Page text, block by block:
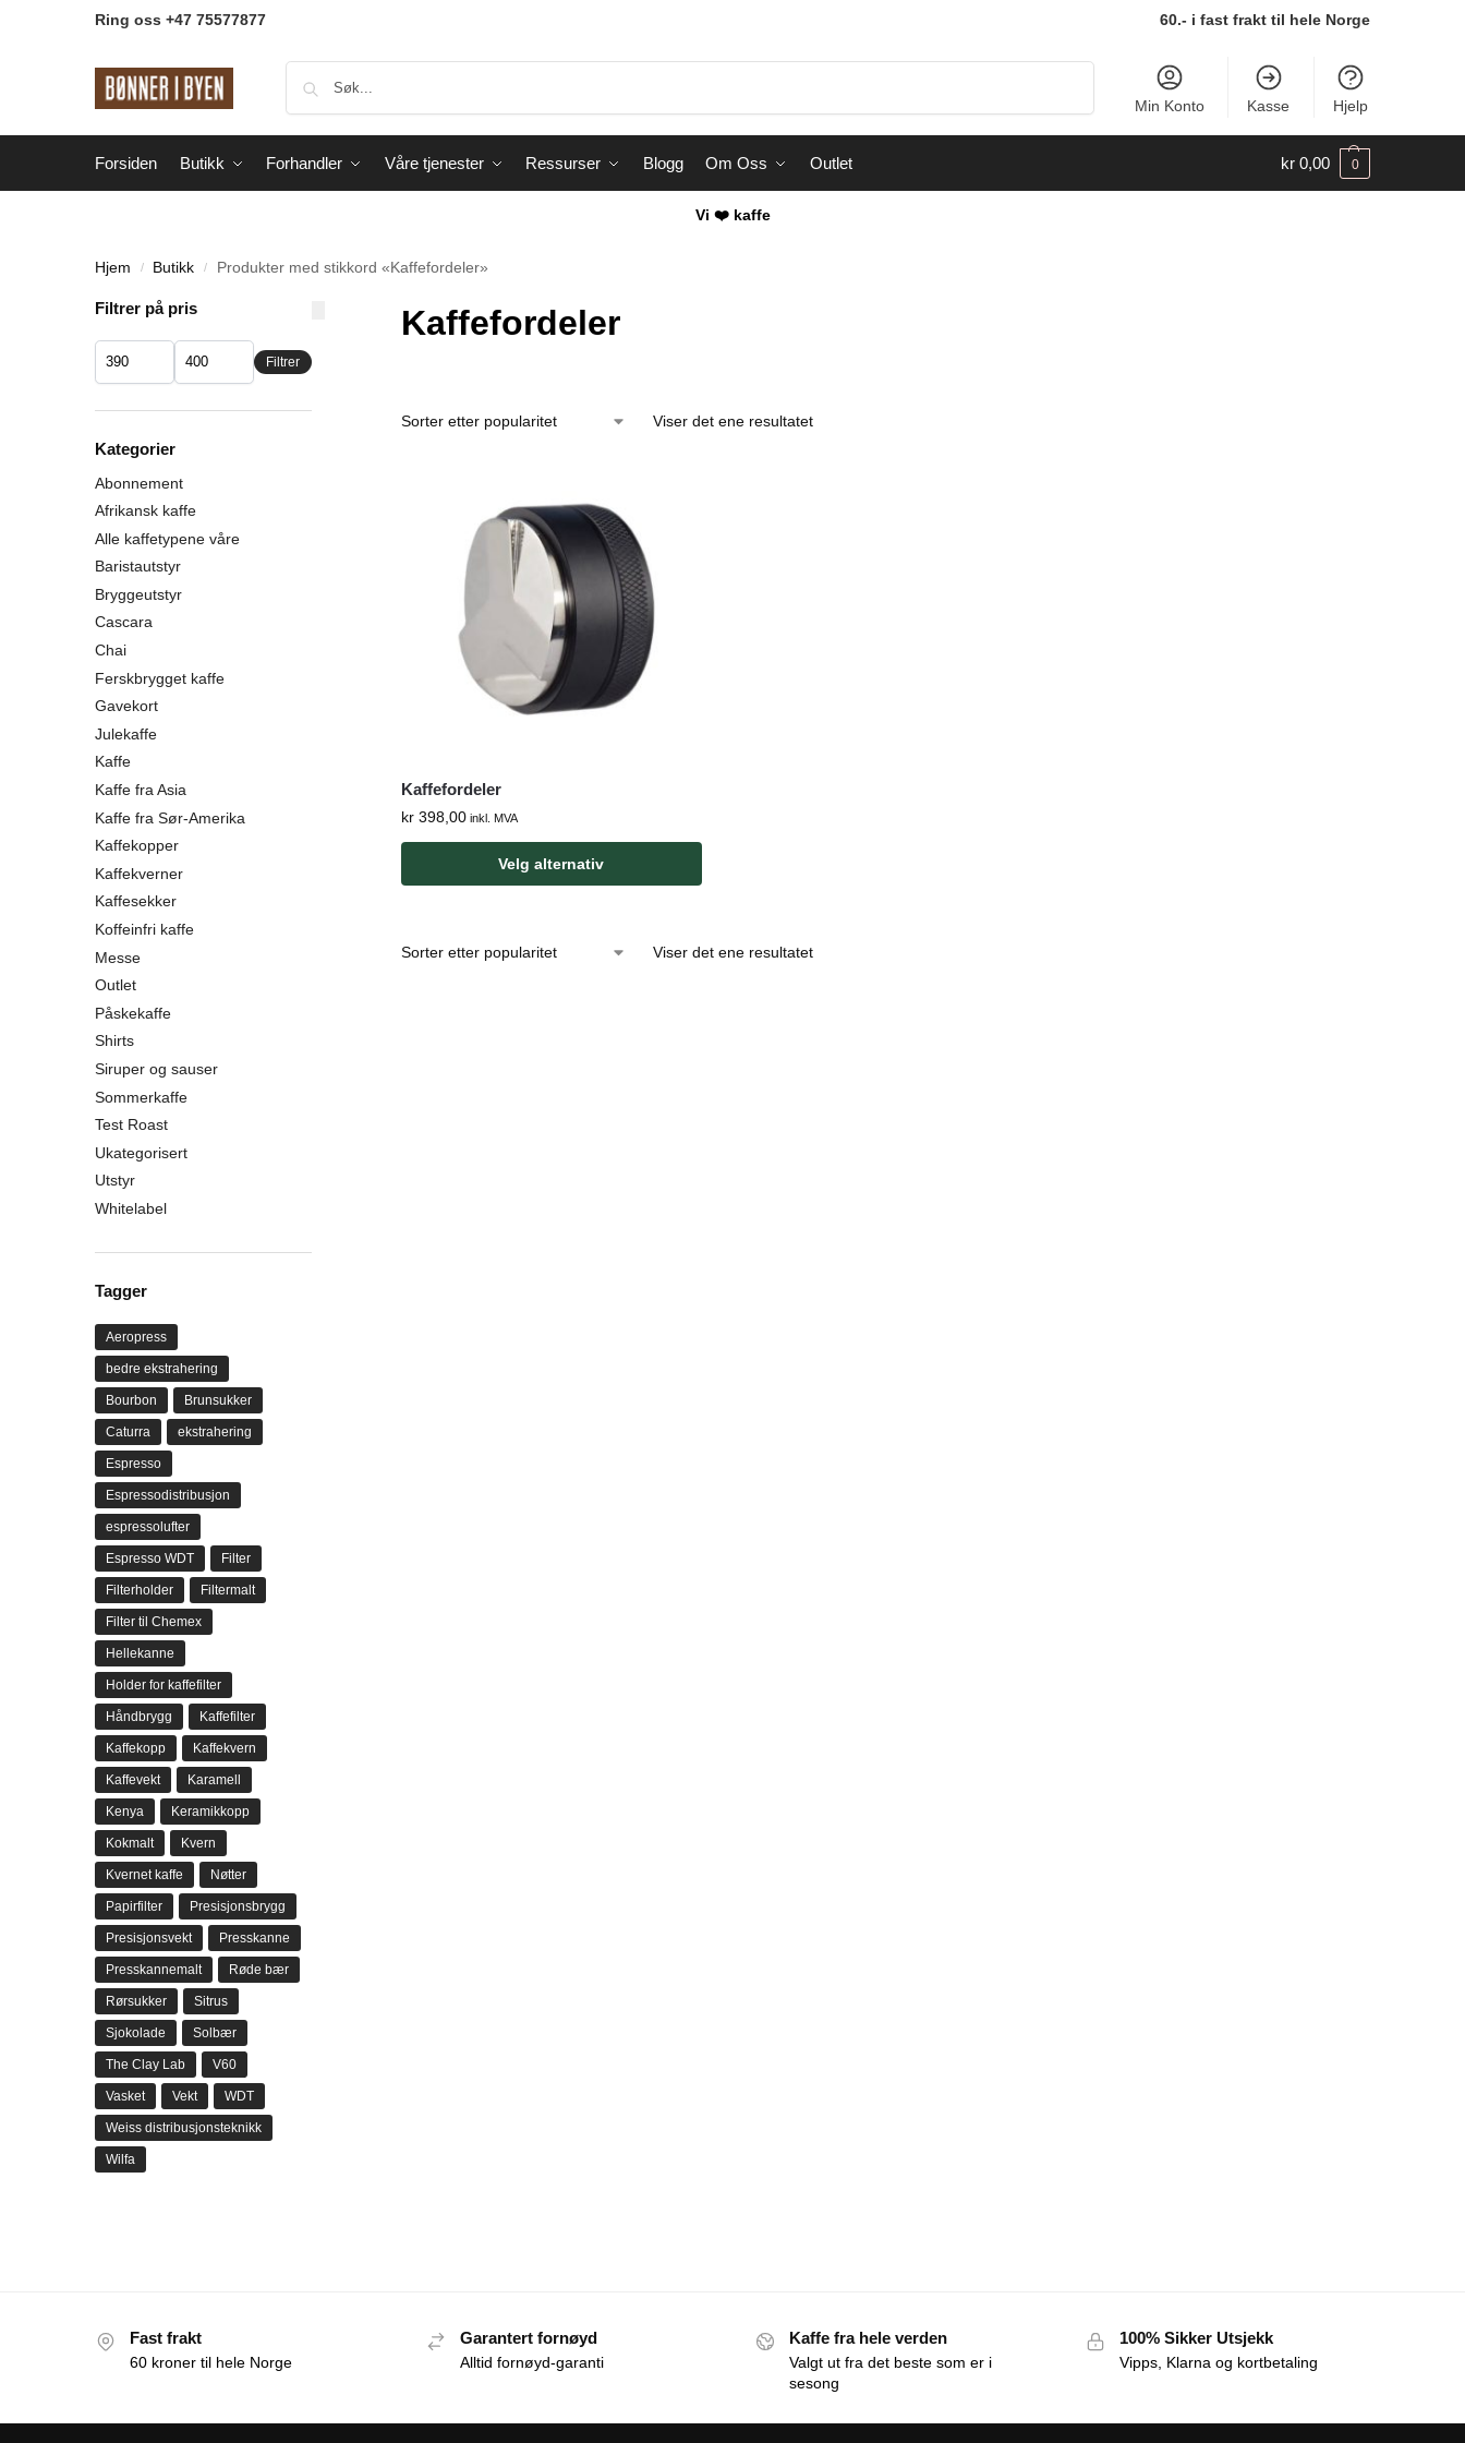
Ring oss +47 75577877 60.- i fast frakt til hele Norge
Min Konto Kasse Hjelp
Forsiden Butikk Forhandler Våre tjenester Ressurser Blogg Om Oss Outlet kr 0,00 0
Vi ❤️ kaffe
Hjem / Butikk / Produkter med stikkord «Kaffefordeler»
Kaffefordeler
Viser det ene resultatet
Kaffefordeler
kr398,00inkl. MVA
Velg alternativ
Viser det ene resultatet
Filtrer på pris
Filtrer
Kategorier
Abonnement
Afrikansk kaffe
Alle kaffetypene våre
Baristautstyr
Bryggeutstyr
Cascara
Chai
Ferskbrygget kaffe
Gavekort
Julekaffe
Kaffe
Kaffe fra Asia
Kaffe fra Sør-Amerika
Kaffekopper
Kaffekverner
Kaffesekker
Koffeinfri kaffe
Messe
Outlet
Påskekaffe
Shirts
Siruper og sauser
Sommerkaffe
Test Roast
Ukategorisert
Utstyr
Whitelabel
Tagger
Aeropress
bedre ekstrahering
Bourbon Brunsukker
Caturra ekstrahering
Espresso
Espressodistribusjon
espressolufter
Espresso WDT Filter
Filterholder Filtermalt
Filter til Chemex
Hellekanne
Holder for kaffefilter
Håndbrygg Kaffefilter
Kaffekopp Kaffekvern
Kaffevekt Karamell
Kenya Keramikkopp
Kokmalt Kvern
Kvernet kaffe Nøtter
Papirfilter Presisjonsbrygg
Presisjonsvekt Presskanne
Presskannemalt Røde bær
Rørsukker Sitrus
Sjokolade Solbær
The Clay Lab V60
Vasket Vekt WDT
Weiss distribusjonsteknikk
Wilfa
Fast frakt
60 kroner til hele Norge
Garantert fornøyd
Alltid fornøyd-garanti
Kaffe fra hele verden
Valgt ut fra det beste som er i
sesong
100% Sikker Utsjekk
Vipps, Klarna og kortbetaling